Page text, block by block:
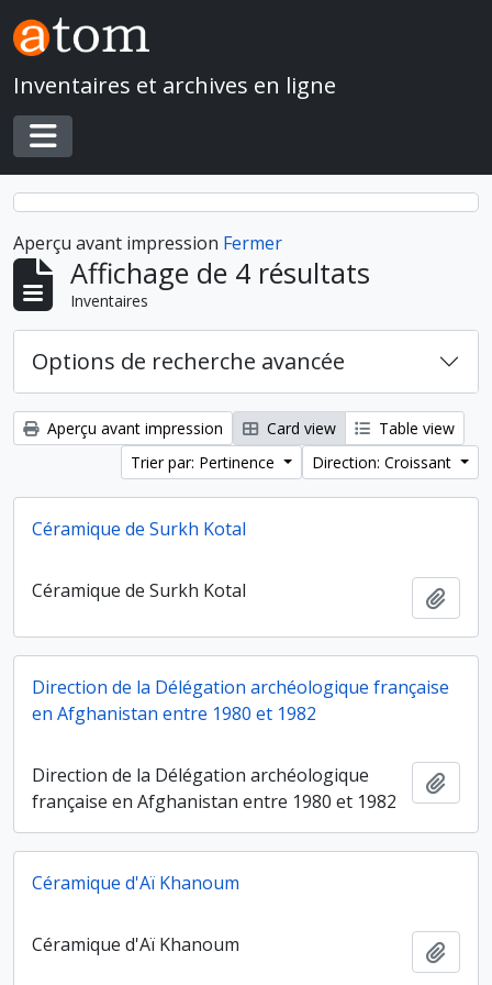
Skip to main content
Inventaires et archives en ligne
Toggle navigation
Aperçu avant impression Fermer
Affichage de 4 résultats
Inventaires
Options de recherche avancée
Aperçu avant impression Card view
Table view
Trier par: Pertinence
Direction: Croissant
Céramique de Surkh Kotal
Céramique de Surkh Kotal
Direction de la Délégation archéologique française
en Afghanistan entre 1980 et 1982
Direction de la Délégation archéologique
française en Afghanistan entre 1980 et 1982
Céramique d'Aï Khanoum
Céramique d'Aï Khanoum